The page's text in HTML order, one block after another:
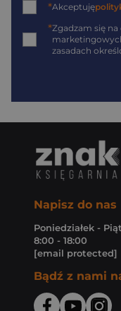
*Akceptuję
*Zgadzam się
zasadach
Napisz do nas
Poniedziałek -
8:00 - 18:00
[email protected]
Bądź z nami